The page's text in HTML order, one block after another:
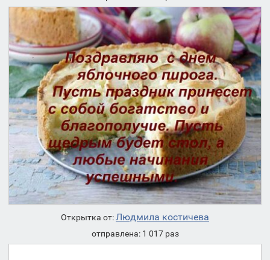
Открытка от:Людмила костичева
отправлена: 1 017 раз